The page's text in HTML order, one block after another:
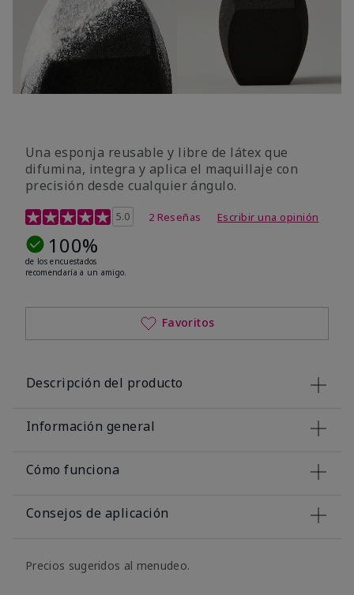
Una esponja reusable y libre de látex que
difumina, integra y aplica el maquillaje con
precisión desde cualquier ángulo.
Calificación de clientes de 5 de 5
5.0 2 Reseñas Escribir una opinión
100%
de los encuestados
recomendaría a un amigo.
Favoritos
Descripción del producto
Información general
Cómo funciona
Consejos de aplicación
Precios sugeridos al menudeo.